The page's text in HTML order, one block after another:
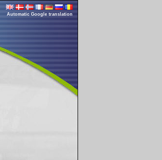
Automatic Google translation